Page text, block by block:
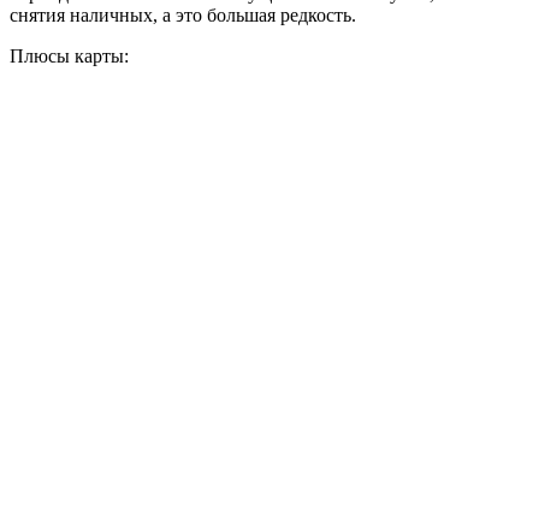
снятия наличных, а это большая редкость.
Плюсы карты: